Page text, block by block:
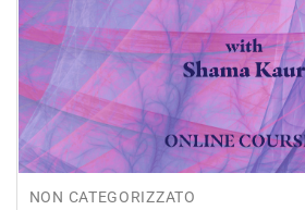
NON CATEGORIZZATO